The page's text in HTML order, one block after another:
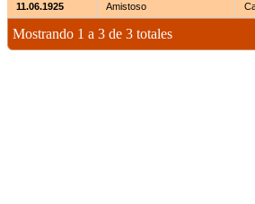
11.06.1925 Amistoso
Mostrando 1 a 3 de 3 totales